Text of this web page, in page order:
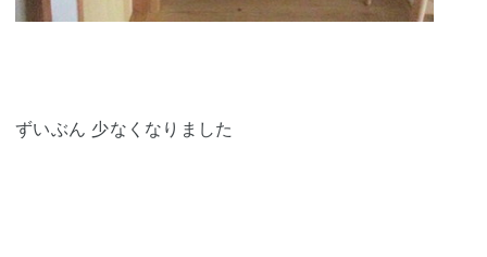
ずいぶん 少なくなりました